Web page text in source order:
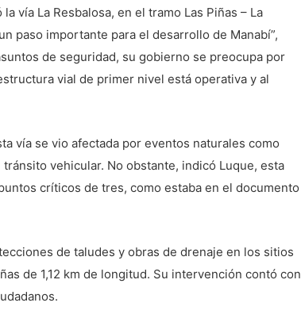
vía La Resbalosa, en el tramo Las Piñas – La
paso importante para el desarrollo de Manabí”,
de seguridad, su gobierno se preocupa por
vial de primer nivel está operativa y al
vía se vio afectada por eventos naturales como
vehicular. No obstante, indicó Luque, esta
críticos de tres, como estaba en el documento
de taludes y obras de drenaje en los sitios
de 1,12 km de longitud. Su intervención contó con